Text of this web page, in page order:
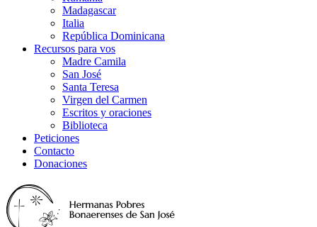
Madagascar
Italia
República Dominicana
Recursos para vos
Madre Camila
San José
Santa Teresa
Virgen del Carmen
Escritos y oraciones
Biblioteca
Peticiones
Contacto
Donaciones